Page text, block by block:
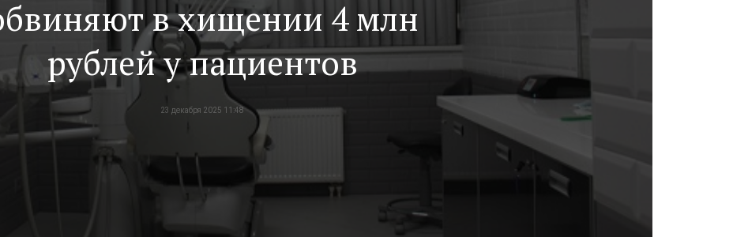
в хищении 4 млн
рублей у пациентов
23 декабря 2025 11:48